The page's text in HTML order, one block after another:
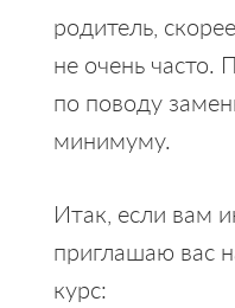
родитель,
не очень часто.
по поводу
минимуму.
Итак, если вам
приглашаю вас
курс: